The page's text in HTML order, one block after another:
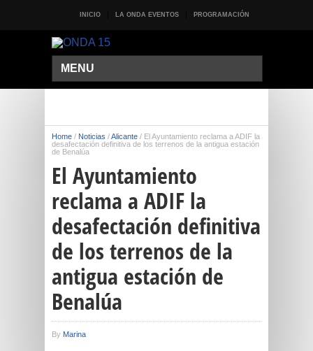
INICIO LA ONDA EVENTOS PROGRAMACIÓN
MENU
Home / Noticias /Alicante / El Ayuntamiento reclama a ADIF la
desafectación definitiva de los terrenos de la antigua estación
de Benalúa
El Ayuntamiento
reclama a ADIF la
desafectación definitiva
de los terrenos de la
antigua estación de
Benalúa
By Marina